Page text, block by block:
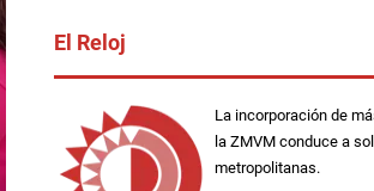
El Reloj
La incorporación de
la ZMVM conduce a
metropolitanas.